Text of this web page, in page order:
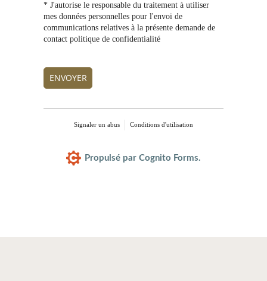
* J'autorise le responsable du traitement à utiliser
mes données personnelles pour l'envoi de
communications relatives à la présente demande de
contact politique de confidentialité
ENVOYER
Signaler un abus Conditions d'utilisation
Propulsé par Cognito Forms.